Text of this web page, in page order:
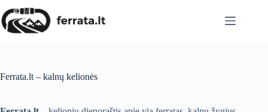
to
content
Ferrata.lt – kalnų kelionės